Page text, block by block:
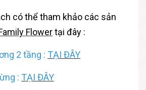
có thể tham khảo các sản
Flowertại đây :
2 tầng : TẠI ĐÂY
: TẠI ĐÂY